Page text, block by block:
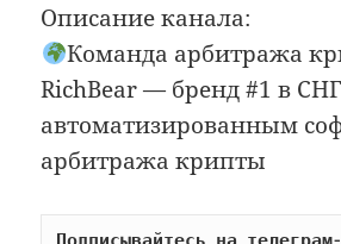
Описание канала:
Команда арбитража
RichBear — бренд #1 в
автоматизированным
арбитража крипты